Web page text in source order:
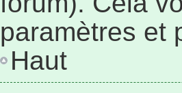
paramètres et
Haut